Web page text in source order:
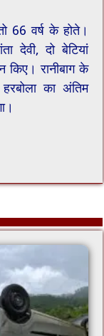
66 वर्ष के होते।
देवी, दो बेटियां
किए। रानीबाग के
का अंतिम